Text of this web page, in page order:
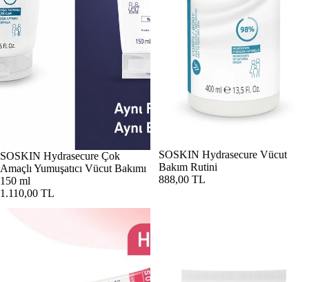
SOSKIN Hydrasecure Çok
Amaçlı Yumuşatıcı Vücut Bakımı
150 ml
1.110,00 TL
Tükendi
SOSKIN Hydrasecure Vücut
Bakım Rutini
888,00 TL